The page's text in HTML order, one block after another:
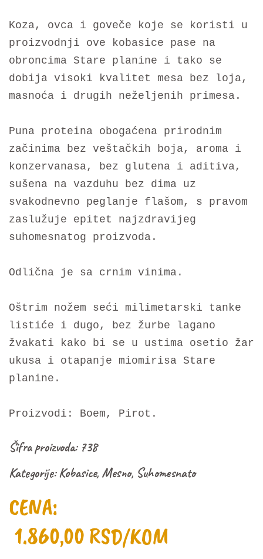
Koza, ovca i goveče koje se koristi u
proizvodnji ove kobasice pase na
obroncima Stare planine i tako se
dobija visoki kvalitet mesa bez loja,
masnoća i drugih neželjenih primesa.
Puna proteina obogaćena prirodnim
začinima bez veštačkih boja, aroma i
konzervanasa, bez glutena i aditiva,
sušena na vazduhu bez dima uz
svakodnevno peglanje flašom, s pravom
zaslužuje epitet najzdravijeg
suhomesnatog proizvoda.
Odlična je sa crnim vinima.
Oštrim nožem seći milimetarski tanke
listiće i dugo, bez žurbe lagano
žvakati kako bi se u ustima osetio žar
ukusa i otapanje miomirisa Stare
planine.
Proizvodi: Boem, Pirot.
Šifra proizvoda: 738
Kategorije:Kobasice, Mesno, Suhomesnato
CENA:
1.860,00 RSD/KOM